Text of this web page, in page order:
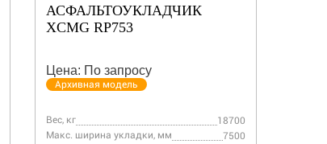
АСФАЛЬТОУКЛАДЧИК
XCMG RP753
Цена: По запросу
Архивная модель
Вес, кг
18700
Макс. ширина укладки, мм
7500